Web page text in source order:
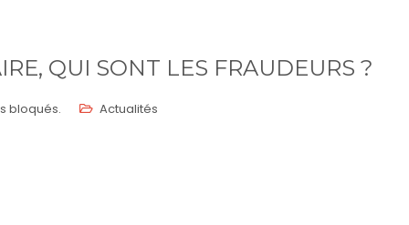
QUI SONT LES FRAUDEURS ?
bloqués. Actualités